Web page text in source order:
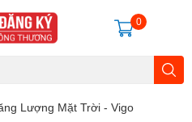
0
Lượng Mặt Trời - Vigo